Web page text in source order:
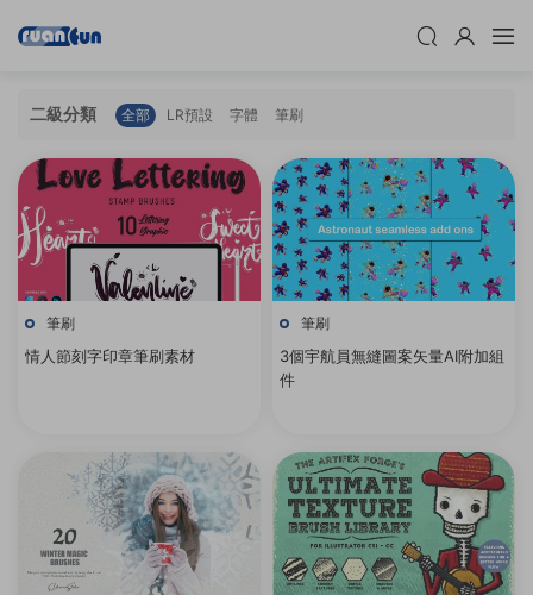
二級分類 全部 LR預設 字體 筆刷
筆刷
情人節刻字印章筆刷素材
筆刷
3個宇航員無縫圖案矢量AI附加組
件